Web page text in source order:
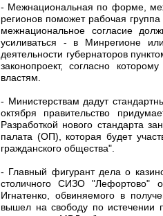
- Межнациональная по форме,
регионов поможет рабочая
межнациональное согласие
усиливаться - в Минрегионе
деятельности губернаторов
законопроект, согласно
властям.
- Министерствам дадут
октября правительство
Разработкой нового стандарта
палата (ОП), которая будет
гражданского общества".
- Главный фигурант дела о
столичного СИЗО "Лефортово"
Игнатенко, обвиняемого в
вышел на свободу по истечении